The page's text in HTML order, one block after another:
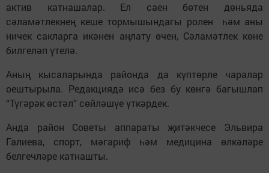
актив катнашалар. Ел саен бөтен дөньяда
сәламәтлекнең кеше тормышындагы ролен һәм аны
ничек сакларга икәнен аңлату өчен, Сәламәтлек көне
билгеләп үтелә.
Аның кысаларында районда да күптөрле чаралар
оештырыла. Редакциядә исә без бу көнгә багышлап
“Түгәрәк өстәл” сөйләшүе үткәрдек.
Анда район Советы аппараты җитәкчесе Эльвира
Галиева, спорт, мәгариф һәм медицина өлкәләре
белгечләре катнашты.